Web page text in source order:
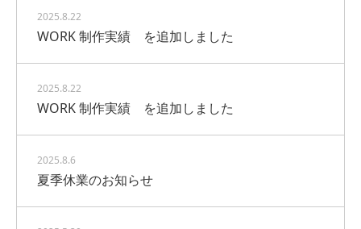
2025.8.22
WORK 制作実績 を追加しました
2025.8.22
WORK 制作実績 を追加しました
2025.8.6
夏季休業のお知らせ